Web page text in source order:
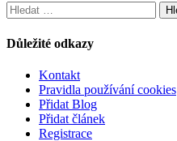
Vyhledávání
Důležité odkazy
Kontakt
Pravidla používání cookies
Přidat Blog
Přidat článek
Registrace